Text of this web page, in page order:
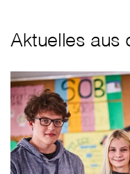
Aktuelles aus